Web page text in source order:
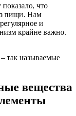
что
пищи. Нам
и
крайне важно.
вещества